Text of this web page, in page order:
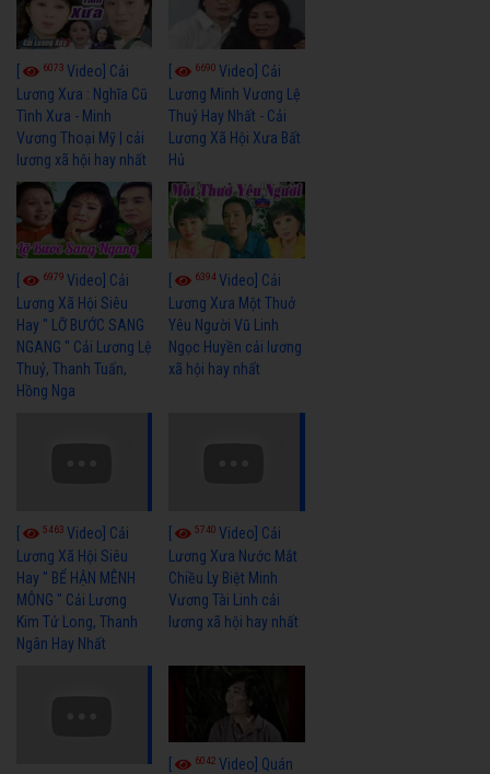
6073 Video] Cải
Lương Xưa : Nghĩa Cũ
Tình Xưa - Minh
Vương Thoại Mỹ | cải
lương xã hội hay nhất
6690Video] Cải
Lương Minh Vương Lệ
Thuỷ Hay Nhất - Cải
Lương Xã Hội Xưa Bất
Hủ
6979 Video] Cải
Lương Xã Hội Siêu
Hay " LỠ BƯỚC SANG
NGANG " Cải Lương Lệ
Thuỷ, Thanh Tuấn,
Hồng Nga
6394Video] Cải
Lương Xưa Một Thuở
Yêu Người Vũ Linh
Ngọc Huyền cải lương
xã hội hay nhất
5463 Video] Cải
Lương Xã Hội Siêu
Hay " BỂ HẬN MÊNH
MÔNG " Cải Lương
Kim Tử Long, Thanh
Ngân Hay Nhất
5740Video] Cải
Lương Xưa Nước Mắt
Chiều Ly Biệt Minh
Vương Tài Linh cải
lương xã hội hay nhất
6042Video] Quán